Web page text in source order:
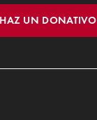
HAZ UN DONATIVO